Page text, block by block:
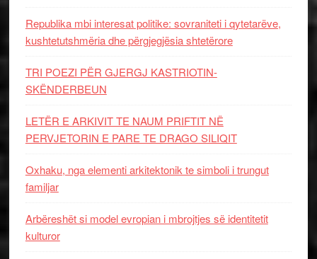
Republika mbi interesat politike: sovraniteti i qytetarëve,
kushtetutshmëria dhe përgjegjësia shtetërore
TRI POEZI PËR GJERGJ KASTRIOTIN-
SKËNDERBEUN
LETËR E ARKIVIT TE NAUM PRIFTIT NË
PERVJETORIN E PARE TE DRAGO SILIQIT
Oxhaku, nga elementi arkitektonik te simboli i trungut
familjar
Arbëreshët si model evropian i mbrojtjes së identitetit
kulturor